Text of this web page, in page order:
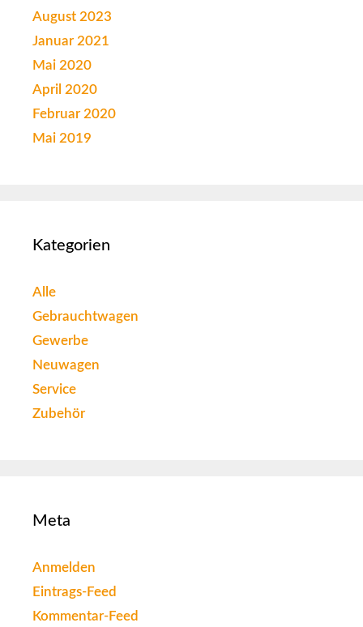
August 2023
Januar 2021
Mai 2020
April 2020
Februar 2020
Mai 2019
Kategorien
Alle
Gebrauchtwagen
Gewerbe
Neuwagen
Service
Zubehör
Meta
Anmelden
Eintrags-Feed
Kommentar-Feed